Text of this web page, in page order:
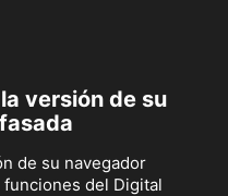
versión de su
de su navegador
del Digital